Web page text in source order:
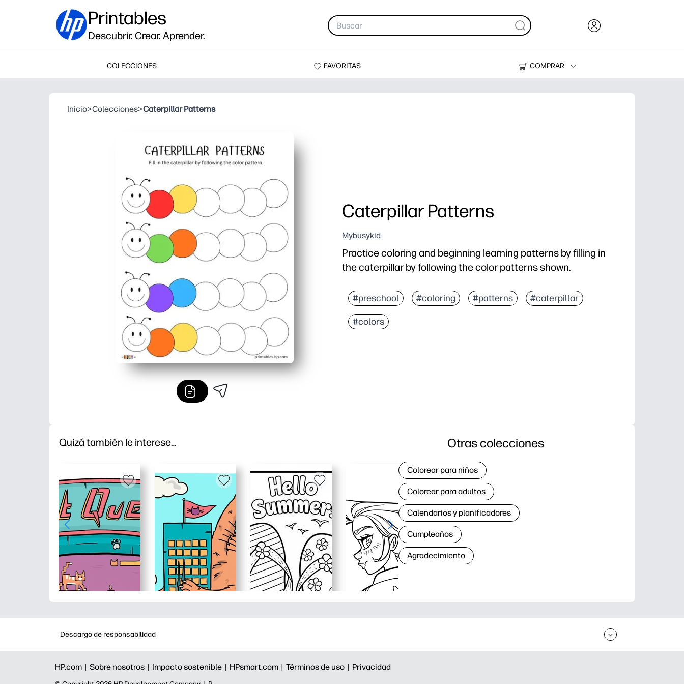
Printables
Descubrir. Crear. Aprender.
COLECCIONES FAVORITAS
COMPRAR
Impresoras
Inicio>Colecciones>Caterpillar Patterns
Caterpillar Patterns
Mybusykid
Practice coloring and beginning learning patterns by filling in
the caterpillar by following the color patterns shown.
#preschool #coloring #patterns #caterpillar
#colors
Quizá también le interese… Otras colecciones
Colorear para niños
Colorear para adultos
Calendarios y planificadores
Cumpleaños
Agradecimiento
Descargo de responsabilidad
HP.com | Sobre nosotros | Impacto sostenible | HPsmart.com | Términos de uso | Privacidad